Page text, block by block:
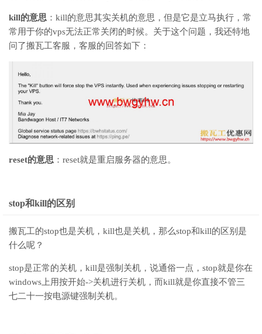
kill的意思 ：kill的意思其实关机的意思，但是它是立马执行，常
常用于你的vps无法正常关闭的时候。关于这个问题，我还特地
问了搬瓦工客服，客服的回答如下：
reset的意思 ：reset就是重启服务器的意思。
stop和kill的区别
搬瓦工的stop也是关机，kill也是关机，那么stop和kill的区别是
什么呢？
stop是正常的关机，kill是强制关机，说通俗一点，stop就是你在
windows上用按开始->关机进行关机，而kill就是你直接不管三
七二十一按电源键强制关机。